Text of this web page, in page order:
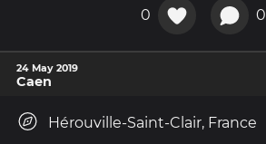
0 0
24 May 2019
Caen
Hérouville-Saint-Clair, France